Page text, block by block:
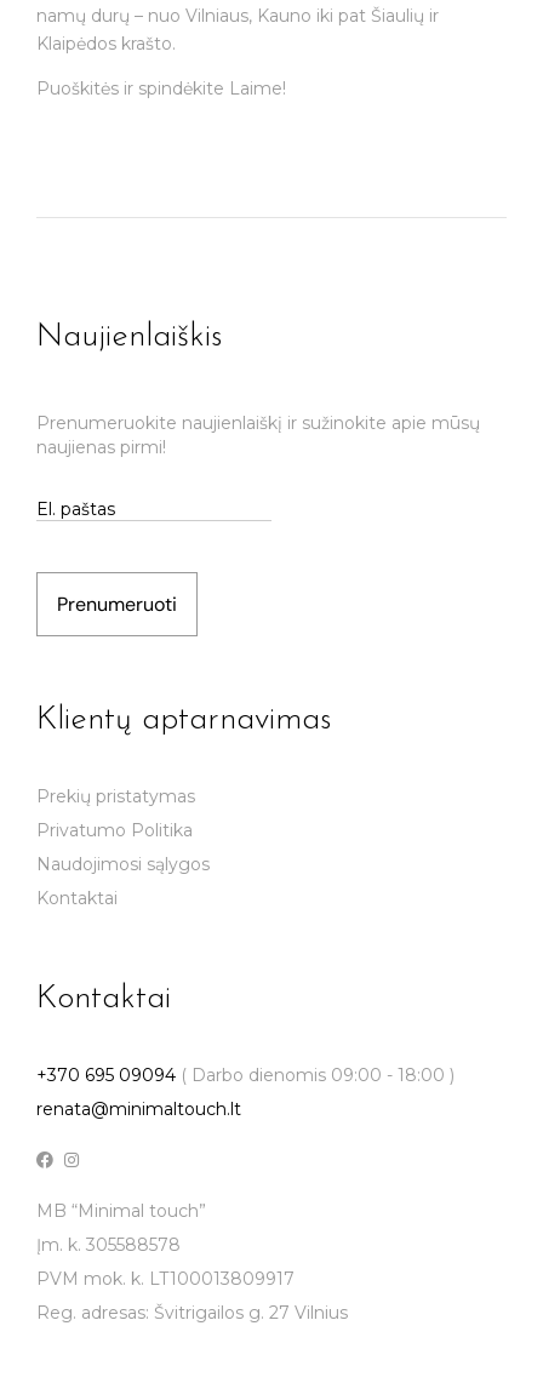
namų durų – nuo Vilniaus, Kauno iki pat Šiaulių ir
Klaipėdos krašto.
Puoškitės ir spindėkite Laime!
Naujienlaiškis
Prenumeruokite naujienlaiškį ir sužinokite apie mūsų
naujienas pirmi!
Prenumeruoti
Klientų aptarnavimas
Prekių pristatymas
Privatumo Politika
Naudojimosi sąlygos
Kontaktai
Kontaktai
+370 695 09094 ( Darbo dienomis 09:00 - 18:00 )
renata@minimaltouch.lt
MB “Minimal touch”
Įm. k. 305588578
PVM mok. k. LT100013809917
Reg. adresas: Švitrigailos g. 27 Vilnius